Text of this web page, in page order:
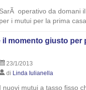
SarÃ operativo da domani
per i mutui per la prima casa.
il momento giusto per
23/1/2013
di Linda Iulianella
I nuovi mutui a tasso fisso